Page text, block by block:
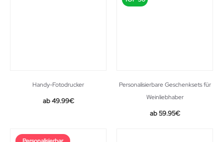
Handy-Fotodrucker
49.99€
Personalisierbare Geschenksets für
Weinliebhaber
59.95€